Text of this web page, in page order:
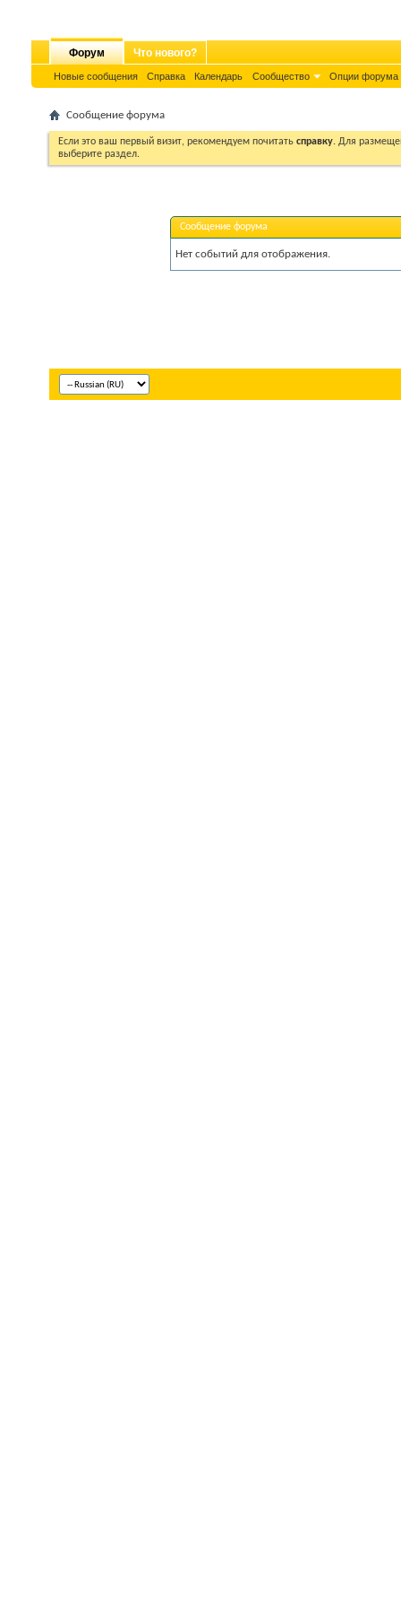
Форум
Новые сообщения Справка Календарь Сообщество Опции форума
Что нового?
Сообщение форума
Если это ваш первый визит, рекомендуем почитать справку. Для
выберите раздел.
Сообщение форума
Нет событий для отображения.